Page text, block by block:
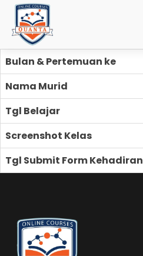
Bulan & Pertemuan ke
Nama Murid
Tgl Belajar
Screenshot Kelas
Tgl Submit Form Kehadiran